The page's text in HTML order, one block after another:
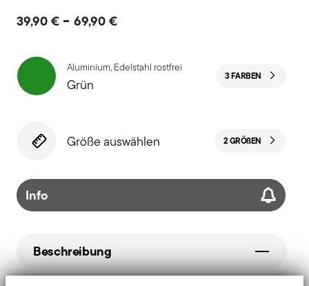
39,90 € - 69,90 €
Aluminium, Edelstahl rostfrei
Grün 3 FARBEN
Größe auswählen 2 GRÖßEN
Info
Beschreibung